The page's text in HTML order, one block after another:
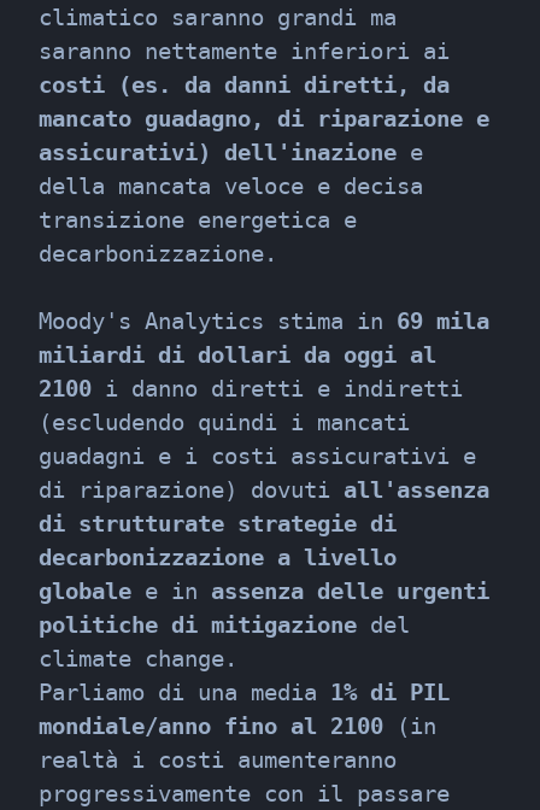
climatico saranno grandi ma
costi (es. da danni diretti, da
mancato guadagno, di riparazione e
assicurativi) dell'inazione e
della mancata veloce e decisa
transizione energetica e
decarbonizzazione.
Moody's Analytics stima in 69 mila
miliardi di dollari da oggi al
2100 i danno diretti e indiretti
(escludendo quindi i mancati
guadagni e i costi assicurativi e
di riparazione) dovuti all'assenza
di strutturate strategie di
decarbonizzazione a livello
globale e in assenza delle urgenti
politiche di mitigazione del
climate change.
Parliamo di una media 1% di PIL
mondiale/anno fino al 2100 (in
realtà i costi aumenteranno
progressivamente con il passare